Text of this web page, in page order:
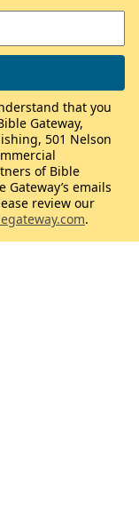
that you
Gateway,
501 Nelson
of Bible
emails
review our
.